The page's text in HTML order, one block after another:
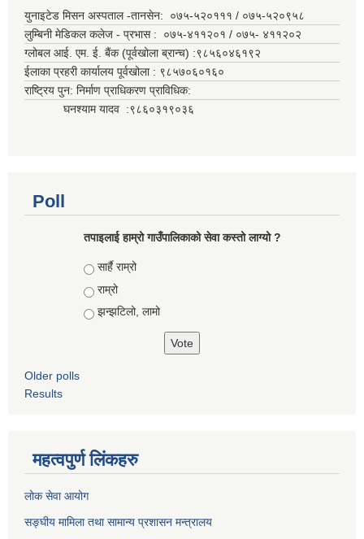
युनाइटेड मिसन अस्पताल -तानसेन: ०७५-५२०१११ / ०७५-५२०९५८
लुम्बिनी मेडिकल कलेज - प्रभास : ०७५-४११२०१ / ०७५- ४११२०२
ग्लोबल आई. एम. ई. बैंक (पूर्वखोला ब्रान्च) :९८५६०४६१९२
ईलाका प्रहरी कार्यालय पूर्वखोला : ९८५७०६०१६०
राष्ट्रिय पुन: निर्माण प्राधिकरण प्राविधिक:
घनश्याम यादव :९८६०३१९०३६
Poll
तपाइलाई हाम्रो गाउँपालिकाको सेवा कस्तो लाग्यो ?
Choices
सार्है राम्रो
राम्रो
झन्झटिलो, लामो
Older polls
Results
महत्वपुर्ण लिंकहरु
लोक सेवा आयोग
सङ्घीय मामिला तथा सामान्य प्रशासन मन्त्रालय